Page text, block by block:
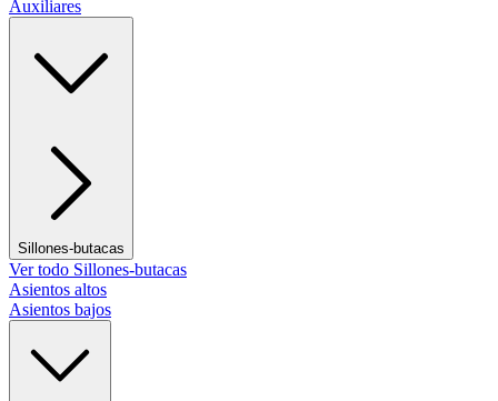
Auxiliares
Sillones-butacas
Ver todo Sillones-butacas
Asientos altos
Asientos bajos